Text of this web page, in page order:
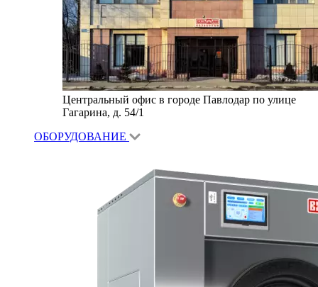
Центральный офис в городе Павлодар по улице
Гагарина, д. 54/1
ОБОРУДОВАНИЕ